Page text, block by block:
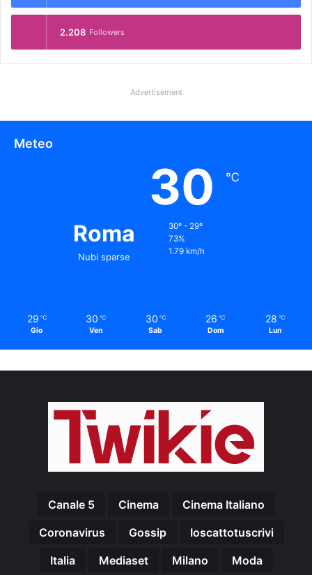
2.208 Followers
Advertisement
Meteo
Roma
Nubi sparse
30 ℃
30º - 29º
73%
1.79 km/h
29 ℃
Gio
30 ℃
Ven
30 ℃
Sab
26 ℃
Dom
28 ℃
Lun
Canale 5 Cinema
Cinema Italiano
Coronavirus
Gossip
Ioscattotuscrivi
Italia
Mediaset Milano
Moda